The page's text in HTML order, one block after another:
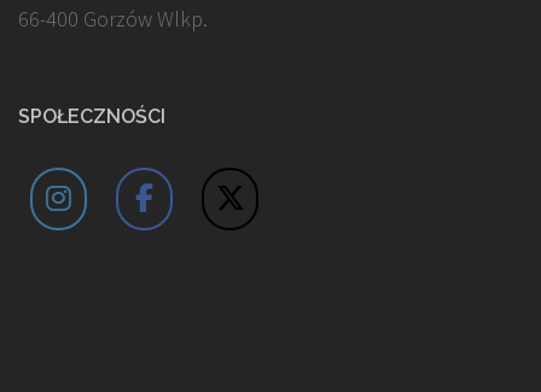
66-400 Gorzów Wlkp.
SPOŁECZNOŚCI